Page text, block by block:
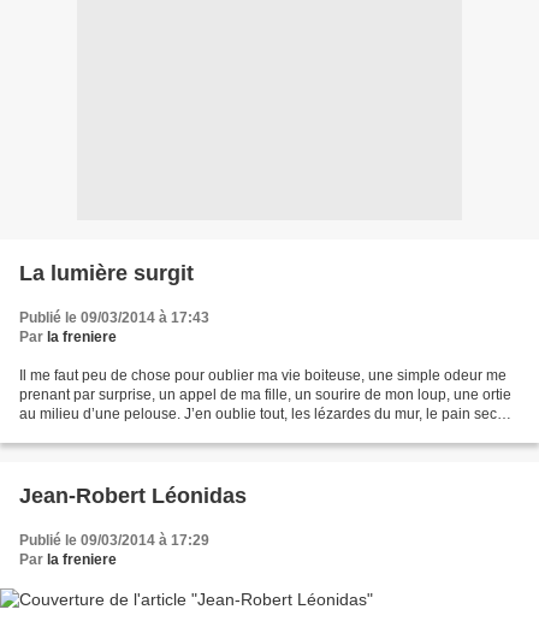
La lumière surgit
Publié le 09/03/2014 à 17:43
Par la freniere
Il me faut peu de chose pour oublier ma vie boiteuse, une simple odeur me
prenant par surprise, un appel de ma fille, un sourire de mon loup, une ortie
au milieu d’une pelouse. J’en oublie tout, les lézardes du mur, le pain sec
Jean-Robert Léonidas
Publié le 09/03/2014 à 17:29
Par la freniere